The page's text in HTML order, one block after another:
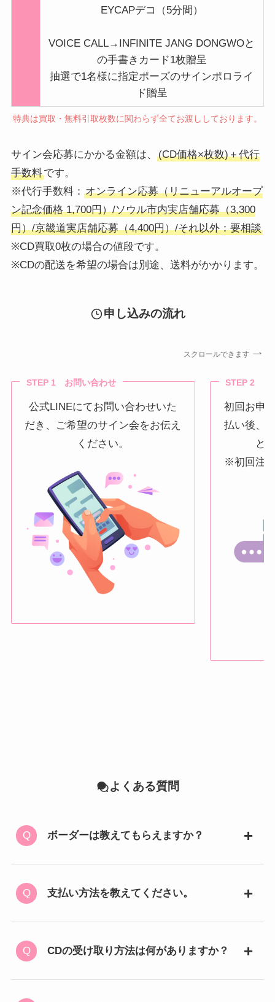
EYCAPデコ（5分間）
VOICE CALL→INFINITE JANG DONGWOと
の手書きカード1枚贈呈
抽選で1名様に指定ポーズのサインポロライ
ド贈呈
特典は買取・無料引取枚数に関わらず全てお渡ししております。
サイン会応募にかかる金額は、
(CD価格×枚数)＋代行
手数料です。
※代行手数料： オンライン応募（リニューアルオープ
ン記念価格 1,700円）/ソウル市内実店舗応募（3,300
円）/京畿道実店舗応募（4,400円）/それ以外：要相談
※CD買取0枚の場合の値段です。
※CDの配送を希望の場合は別途、送料がかかります。
申し込みの流れ
スクロールできます
STEP 1 お問い合わせ
公式LINEにてお問い合わせいた
だき、ご希望のサイン会をお伝え
ください。
STEP 2 ご
初回お申
払い後、
と
※初回注
よくある質問
ボーダーは教えてもらえますか？
支払い方法を教えてください。
CDの受け取り方法は何がありますか？